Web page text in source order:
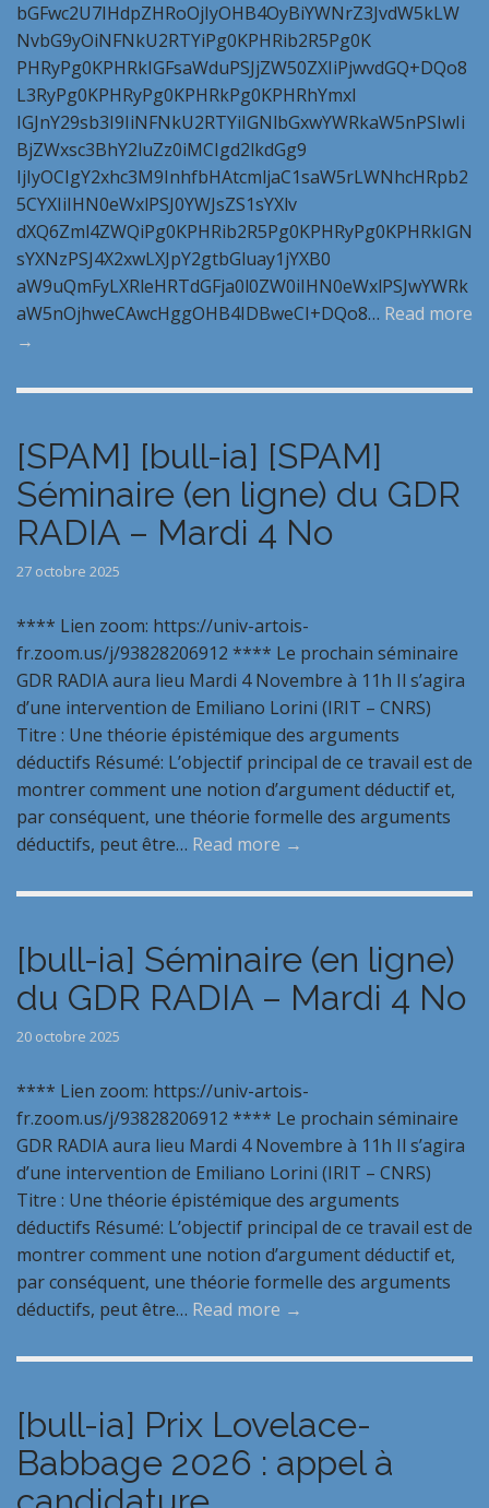
bGFwc2U7IHdpZHRoOjIyOHB4OyBiYWNrZ3JvdW5kLW
NvbG9yOiNFNkU2RTYiPg0KPHRib2R5Pg0K
PHRyPg0KPHRkIGFsaWduPSJjZW50ZXIiPjwvdGQ+DQo8
L3RyPg0KPHRyPg0KPHRkPg0KPHRhYmxl
IGJnY29sb3I9IiNFNkU2RTYiIGNlbGxwYWRkaW5nPSIwIi
BjZWxsc3BhY2luZz0iMCIgd2lkdGg9
IjIyOCIgY2xhc3M9InhfbHAtcmljaC1saW5rLWNhcHRpb2
5CYXIiIHN0eWxlPSJ0YWJsZS1sYXlv
dXQ6Zml4ZWQiPg0KPHRib2R5Pg0KPHRyPg0KPHRkIGN
sYXNzPSJ4X2xwLXJpY2gtbGluay1jYXB0
aW9uQmFyLXRleHRTdGFja0l0ZW0iIHN0eWxlPSJwYWRk
aW5nOjhweCAwcHggOHB4IDBweCI+DQo8… Read more
→
[SPAM] [bull-ia] [SPAM]
Séminaire (en ligne) du GDR
RADIA – Mardi 4 No
27 octobre 2025
**** Lien zoom: https://univ-artois-
fr.zoom.us/j/93828206912 **** Le prochain séminaire
GDR RADIA aura lieu Mardi 4 Novembre à 11h Il s’agira
d’une intervention de Emiliano Lorini (IRIT – CNRS)
Titre : Une théorie épistémique des arguments
déductifs Résumé: L’objectif principal de ce travail est de
montrer comment une notion d’argument déductif et,
par conséquent, une théorie formelle des arguments
déductifs, peut être… Read more →
[bull-ia] Séminaire (en ligne)
du GDR RADIA – Mardi 4 No
20 octobre 2025
**** Lien zoom: https://univ-artois-
fr.zoom.us/j/93828206912 **** Le prochain séminaire
GDR RADIA aura lieu Mardi 4 Novembre à 11h Il s’agira
d’une intervention de Emiliano Lorini (IRIT – CNRS)
Titre : Une théorie épistémique des arguments
déductifs Résumé: L’objectif principal de ce travail est de
montrer comment une notion d’argument déductif et,
par conséquent, une théorie formelle des arguments
déductifs, peut être… Read more →
[bull-ia] Prix Lovelace-
Babbage 2026 : appel à